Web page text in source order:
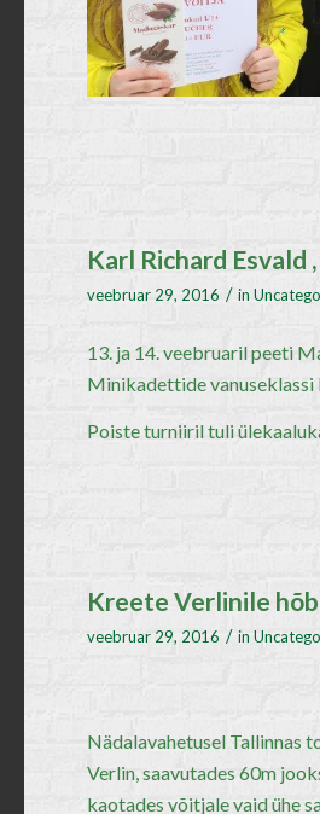
Karl Richard
veebruar 29, 2016 / in
13. ja 14. veebruaril peeti
Minikadettide vanuseklassi
Poiste turniiril tuli
Kreete Verlinile
veebruar 29, 2016 / in
Nädalavahetusel Tallinnas
Verlin, saavutades 60m
kaotades võitjale vaid ühe